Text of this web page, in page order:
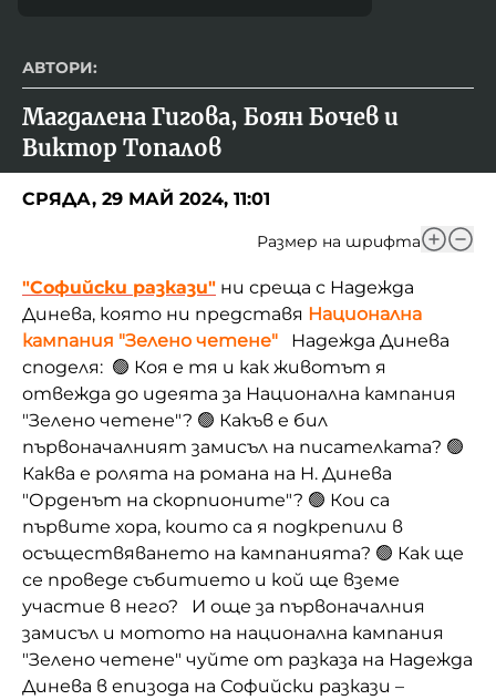
АВТОРИ:
Магдалена Гигова, Боян Бочев и
Виктор Топалов
СРЯДА, 29 МАЙ 2024, 11:01
Размер на шрифта
"Софийски разкази" ни среща с Надежда
Динева, която ни представя Национална
кампания "Зелено четене"
Надежда Динева
споделя: 🟢 Коя е тя и как животът я
отвежда до идеята за Национална кампания
"Зелено четене"? 🟢 Какъв е бил
първоначалният замисъл на писателката? 🟢
Каква е ролята на романа на Н. Динева
"Орденът на скорпионите"? 🟢 Кои са
първите хора, които са я подкрепили в
осъществяването на кампанията? 🟢 Как ще
се проведе събитието и кой ще вземе
участие в него? И още за първоначалния
замисъл и мотото на национална кампания
"Зелено четене" чуйте от разказа на Надежда
Динева в епизода на Софийски разкази –